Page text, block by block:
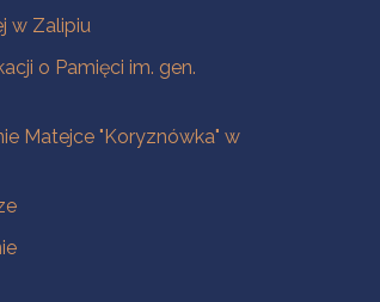
w Zalipiu
o Pamięci im. gen.
Matejce "Koryznówka" w